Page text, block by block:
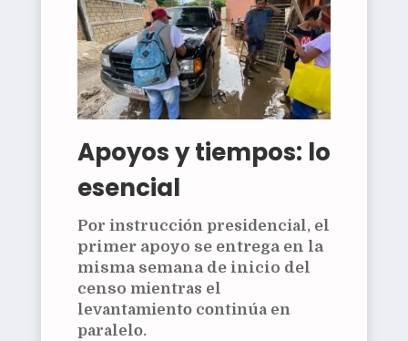
Apoyos y tiempos: lo
esencial
Por instrucción presidencial, el
primer apoyo se entrega en la
misma semana de inicio del
censo mientras el
levantamiento continúa en
paralelo.